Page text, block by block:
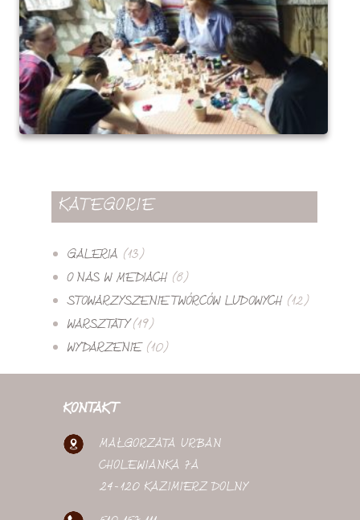
KATEGORIE
GALERIA (13)
O NAS W MEDIACH(8)
STOWARZYSZENIE TWÓRCÓW LUDOWYCH(12)
WARSZTATY(19)
WYDARZENIE(10)
KONTAKT
MAŁGORZATA URBAN
CHOLEWIANKA 7A
24-120 KAZIMIERZ DOLNY